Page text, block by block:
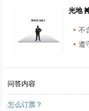
光地
不
遵
问答内容
怎么订票？